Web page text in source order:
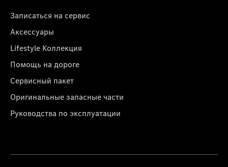
Записаться на сервис
Аксессуары
Lifestyle Коллекция
Помощь на дороге
Сервисный пакет
Оригинальные запасные части
Руководства по эксплуатации